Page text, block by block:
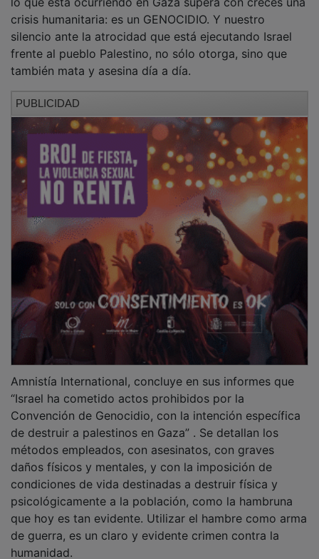
crisis humanitaria: es un GENOCIDIO. Y nuestro
silencio ante la atrocidad que está ejecutando Israel
frente al pueblo Palestino, no sólo otorga, sino que
también mata y asesina día a día.
“Israel ha cometido actos prohibidos por la
Convención de Genocidio, con la intención específica
de destruir a palestinos en Gaza” . Se detallan los
métodos empleados, con asesinatos, con graves
daños físicos y mentales, y con la imposición de
condiciones de vida destinadas a destruir física y
psicológicamente a la población, como la hambruna
que hoy es tan evidente. Utilizar el hambre como arma
de guerra, es un claro y evidente crimen contra la
humanidad.